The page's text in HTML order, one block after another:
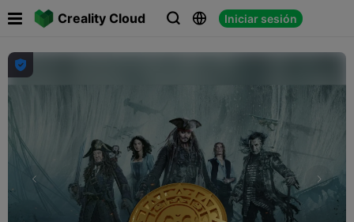
Creality Cloud   Iniciar sesión
 
